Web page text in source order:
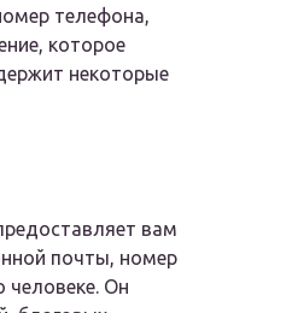
телефона,
которое
некоторые
вам
почты, номер
Он